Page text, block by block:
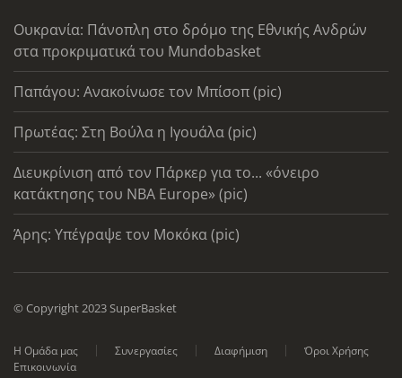
Ουκρανία: Πάνοπλη στο δρόμο της Εθνικής Ανδρών
στα προκριματικά του Mundobasket
Παπάγου: Ανακοίνωσε τον Μπίσοπ (pic)
Πρωτέας: Στη Βούλα η Ιγουάλα (pic)
Διευκρίνιση από τον Πάρκερ για το... «όνειρο
κατάκτησης του ΝΒΑ Europe» (pic)
Άρης: Υπέγραψε τον Μοκόκα (pic)
© Copyright 2023 SuperBasket
Η Ομάδα μας Συνεργασίες Διαφήμιση
Όροι Χρήσης
Επικοινωνία